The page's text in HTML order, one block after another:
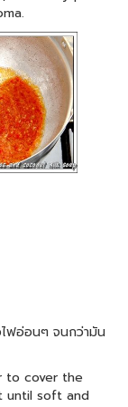
ไฟอ่อนๆ จนกว่ามัน
to cover the
until soft and